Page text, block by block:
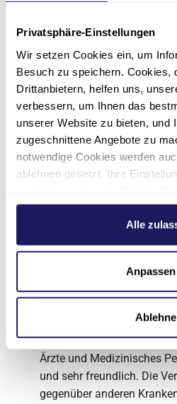
Privatsphäre-Einstellungen
Wir setzen Cookies ein, um
Besuch zu speichern. Cookies,
Drittanbietern, helfen uns,
verbessern, um Ihnen das
unserer Website zu bieten, und
zugeschnittene Angebote zu
notwendige Cookies werden
ablehnen gesetzt. Ihre
Weitere Informationen hierzu
.
Alle
Anpassen
den Vertrauensaufbau –
muss. Gerade bei einem
lässt sich dies leider nur
auch unsere Ärztinnen den
mit Diensten, freien Tagen
abdecken müssen. So
während Ihres Aufenthalts
kennengelernt haben. Wir
internen Abläufe vor
einmal genau überprüfen.
Ärzte und Medizinisches
und sehr freundlich. Die
gegenüber anderen